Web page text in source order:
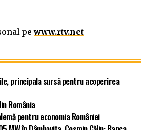
pewww.rtv.net
principala sursă pentru acoperirea
România
pentru economia României